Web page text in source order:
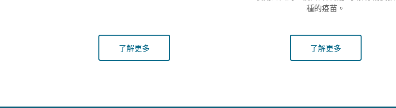
了解更多
種的疫苗。
了解更多